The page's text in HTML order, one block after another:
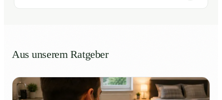
Aus unserem Ratgeber